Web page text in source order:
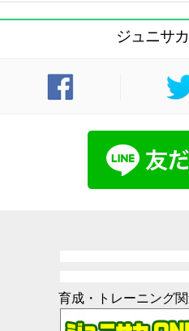
ジュニサ
育成・トレーニング